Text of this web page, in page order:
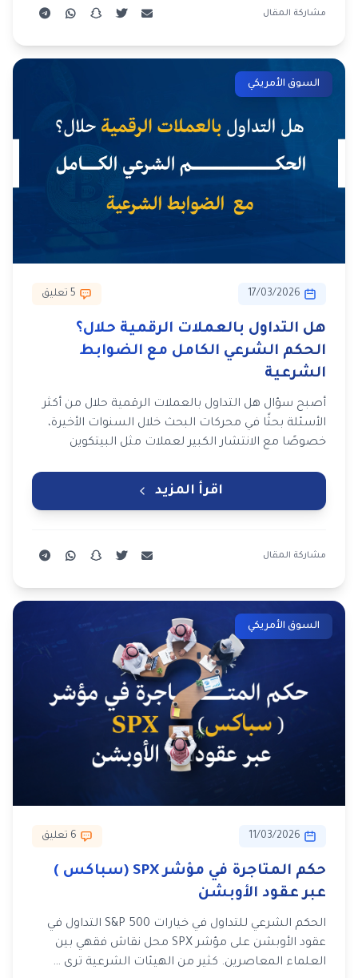
مشاركة المقال
السوق الأمريكي
17/03/2026 5 تعليق
هل التداول بالعملات الرقمية حلال؟
الحكم الشرعي الكامل مع الضوابط
الشرعية
أصبح سؤال هل التداول بالعملات الرقمية حلال من أكثر
الأسئلة بحثًا في محركات البحث خلال السنوات الأخيرة،
خصوصًا مع الانتشار الكبير لعملات مثل البيتكوين
اقرأ المزيد
مشاركة المقال
السوق الأمريكي
11/03/2026 6 تعليق
حكم المتاجرة في مؤشر SPX (سباكس )
عبر عقود الأوبشن
الحكم الشرعي للتداول في خيارات S&P 500 التداول في
عقود الأوبشن على مؤشر SPX محل نقاش فقهي بين
العلماء المعاصرين. كثير من الهيئات الشرعية ترى …